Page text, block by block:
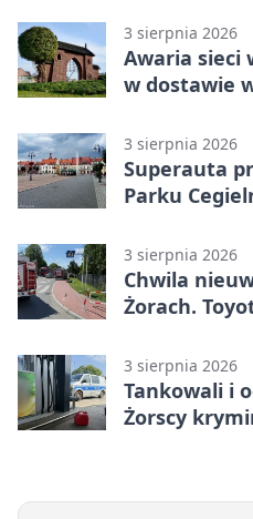
3 sierpnia 2026
Awaria sieci
w dostawie
3 sierpnia 2026
Superauta
Parku
3 sierpnia 2026
Chwila
Żorach.
3 sierpnia 2026
Tankowali i
Żorscy